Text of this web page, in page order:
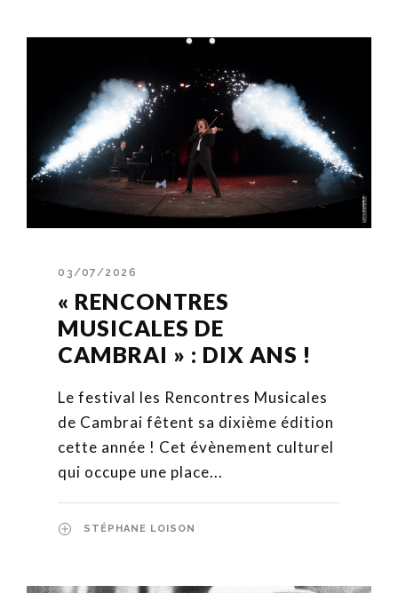
03/07/2026
« RENCONTRES
MUSICALES DE
CAMBRAI » : DIX ANS !
Le festival les Rencontres Musicales
de Cambrai fêtent sa dixième édition
cette année ! Cet évènement culturel
qui occupe une place...
STÉPHANE LOISON